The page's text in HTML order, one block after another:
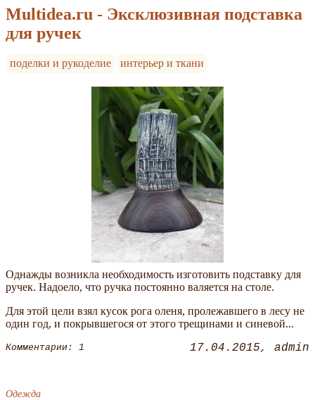
Multidea.ru - Эксклюзивная подставка
для ручек
поделки и рукоделие интерьер и ткани
Однажды возникла необходимость изготовить подставку для
ручек. Надоело, что ручка постоянно валяется на столе.
Для этой цели взял кусок рога оленя, пролежавшего в лесу не
один год, и покрывшегося от этого трещинами и синевой...
Комментарии: 1 17.04.2015 admin
Одежда